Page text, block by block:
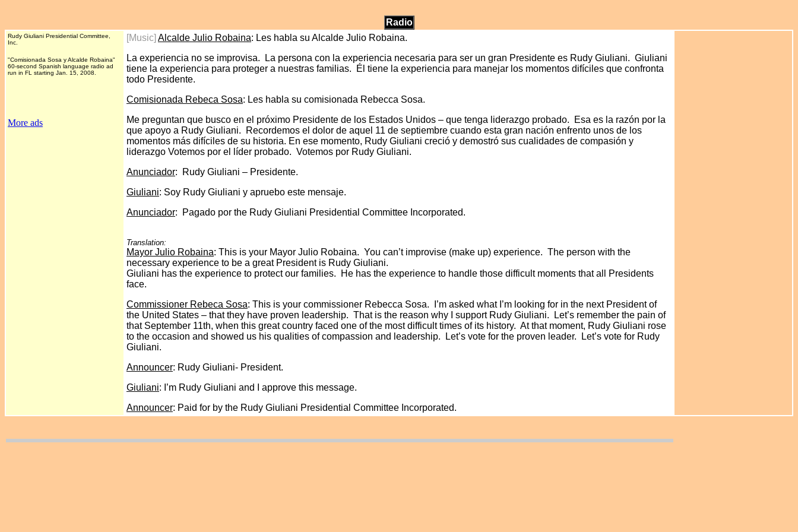
Radio
Rudy Giuliani Presidential Committee,
Inc.
"Comisionada Sosa y Alcalde Robaina"
60-second Spanish language radio ad
run in FL starting Jan. 15, 2008.
More ads
[Music] Alcalde Julio Robaina: Les habla su Alcalde Julio Robaina.
La experiencia no se improvisa. La persona con la experiencia necesaria para ser un gran Presidente es Rudy Giuliani. Giuliani
tiene la experiencia para proteger a nuestras familias. Él tiene la experiencia para manejar los momentos difíciles que confronta
todo Presidente.
Comisionada Rebeca Sosa: Les habla su comisionada Rebecca Sosa.
Me preguntan que busco en el próximo Presidente de los Estados Unidos – que tenga liderazgo probado. Esa es la razón por la
que apoyo a Rudy Giuliani. Recordemos el dolor de aquel 11 de septiembre cuando esta gran nación enfrento unos de los
momentos más difíciles de su historia. En ese momento, Rudy Giuliani creció y demostró sus cualidades de compasión y
liderazgo Votemos por el líder probado. Votemos por Rudy Giuliani.
Anunciador:
Rudy Giuliani – Presidente.
Giuliani: Soy Rudy Giuliani y apruebo este mensaje.
Anunciador: Pagado por the Rudy Giuliani Presidential Committee Incorporated.
Translation:
Mayor Julio Robaina: This is your Mayor Julio Robaina. You can’t improvise (make up) experience. The person with the
necessary experience to be a great President is Rudy Giuliani.
Giuliani has the experience to protect our families. He has the experience to handle those difficult moments that all Presidents
face.
Commissioner Rebeca Sosa: This is your commissioner Rebecca Sosa. I’m asked what I’m looking for in the next President of
the United States – that they have proven leadership. That is the reason why I support Rudy Giuliani. Let’s remember the pain of
that September 11th, when this great country faced one of the most difficult times of its history. At that moment, Rudy Giuliani rose
to the occasion and showed us his qualities of compassion and leadership. Let’s vote for the proven leader. Let’s vote for Rudy
Giuliani.
Announcer: Rudy Giuliani- President.
Giuliani: I’m Rudy Giuliani and I approve this message.
Announcer: Paid for by the Rudy Giuliani Presidential Committee Incorporated.